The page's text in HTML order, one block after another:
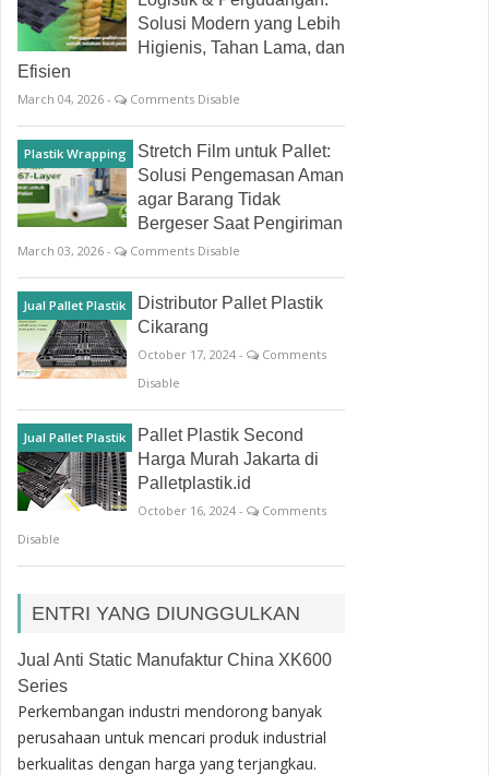
Solusi Modern yang Lebih
Higienis, Tahan Lama, dan
Efisien
March 04, 2026 - Comments Disable
Plastik Wrapping
Stretch Film untuk Pallet:
Solusi Pengemasan Aman
agar Barang Tidak
Bergeser Saat Pengiriman
March 03, 2026 - Comments Disable
Jual Pallet Plastik
Distributor Pallet Plastik
Cikarang
October 17, 2024 -
Comments
Disable
Jual Pallet Plastik
Pallet Plastik Second
Harga Murah Jakarta di
Palletplastik.id
October 16, 2024 -
Comments
Disable
ENTRI YANG DIUNGGULKAN
Jual Anti Static Manufaktur China XK600
Series
Perkembangan industri mendorong banyak
perusahaan untuk mencari produk industrial
berkualitas dengan harga yang terjangkau.